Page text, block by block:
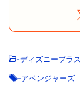
-ディズニープラス
-アベンジャーズ